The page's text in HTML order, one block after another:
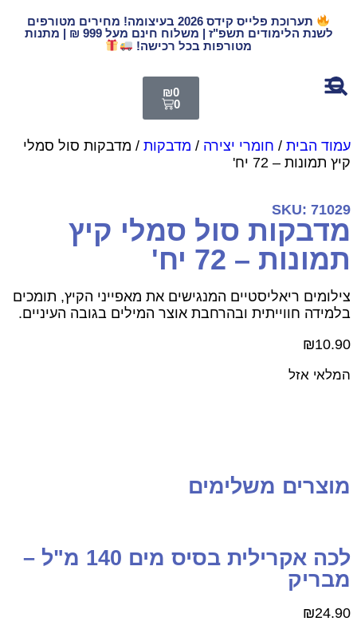
תערוכת פלייס קידס 2026 בעיצומה! מחירים מטורפים
לשנת הלימודים תשפ"ז | משלוח חינם מעל 999 ₪ | מתנות
מטורפות בכל רכישה!
₪
הבית/ חומרי יצירה/ מדבקות/ מדבקות סול סמלי
תמונות – 72 יח'
SKU:
סול סמלי קיץ
– 72 יח'
ריאליסטיים המנגישים את מאפייני הקיץ, תומכים
חווייתית ובהרחבת אוצר המילים בגובה העיניים.
₪
אזל
משלימים
לכה אקרילית בסיס מים 140 מ"ל –
₪